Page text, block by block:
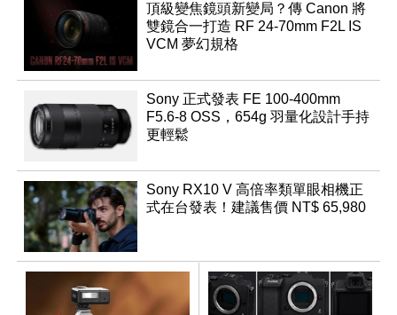
頂級變焦鏡頭新變局？傳 Canon 將
雙鏡合一打造 RF 24-70mm F2L IS
VCM 夢幻規格
Sony 正式發表 FE 100-400mm
F5.6-8 OSS，654g 羽量化設計手持
更輕鬆
Sony RX10 V 高倍率類單眼相機正
式在台發表！建議售價 NT$ 65,980